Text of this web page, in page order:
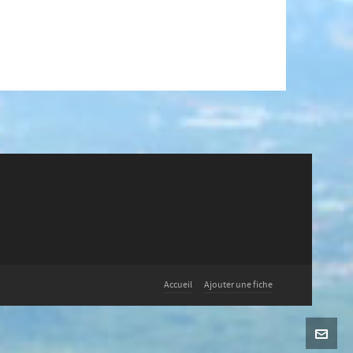
Accueil Ajouter une fiche